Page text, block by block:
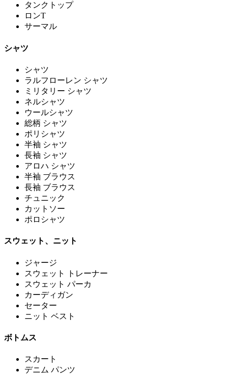
タンクトップ
ロンT
サーマル
シャツ
シャツ
ラルフローレン シャツ
ミリタリー シャツ
ネルシャツ
ウールシャツ
総柄 シャツ
ポリシャツ
半袖 シャツ
長袖 シャツ
アロハ シャツ
半袖 ブラウス
長袖 ブラウス
チュニック
カットソー
ポロシャツ
スウェット、ニット
ジャージ
スウェット トレーナー
スウェット パーカ
カーディガン
セーター
ニット ベスト
ボトムス
スカート
デニム パンツ